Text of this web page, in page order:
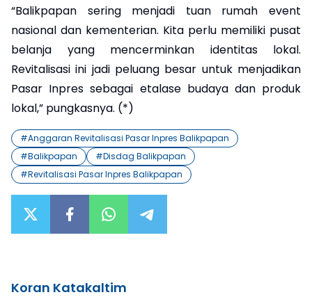
“Balikpapan sering menjadi tuan rumah event
nasional dan kementerian. Kita perlu memiliki pusat
belanja yang mencerminkan identitas lokal.
Revitalisasi ini jadi peluang besar untuk menjadikan
Pasar Inpres sebagai etalase budaya dan produk
lokal,” pungkasnya. (*)
#Anggaran Revitalisasi Pasar Inpres Balikpapan
#Balikpapan #Disdag Balikpapan
#Revitalisasi Pasar Inpres Balikpapan
Koran Katakaltim